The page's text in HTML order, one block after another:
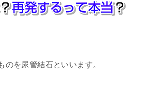
を尿管結石といいます。